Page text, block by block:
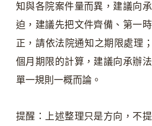
知與各院案件量而異，建議向
迫，建議先把文件齊備、第一
正，請依法院通知之期限處理
個月期限的計算，建議向承辦
單一規則一概而論。
提醒：上述整理只是方向，不